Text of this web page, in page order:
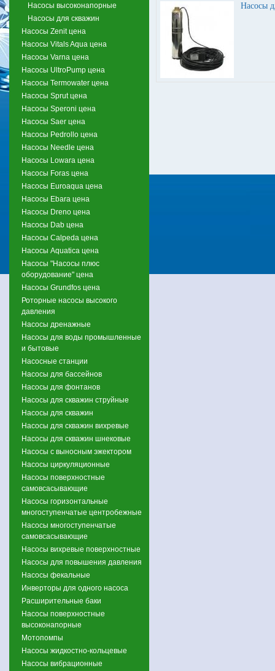
Насосы высоконапорные
Насосы для скважин
Насосы Zenit цена
Насосы Vitals Aqua цена
Насосы Varna цена
Насосы UltroPump цена
Насосы Termowater цена
Насосы Sprut цена
Насосы Speroni цена
Насосы Saer цена
Насосы Pedrollo цена
Насосы Needle цена
Насосы Lowara цена
Насосы Foras цена
Насосы Euroaqua цена
Насосы Ebara цена
Насосы Dreno цена
Насосы Dab цена
Насосы Calpeda цена
Насосы Aquatica цена
Насосы "Насосы плюс
оборудование" цена
Насосы Grundfos цена
Роторные насосы высокого
давления
Насосы дренажные
Насосы для воды промышленные
и бытовые
Насосные станции
Насосы для бассейнов
Насосы для фонтанов
Насосы для скважин струйные
Насосы для скважин
Насосы для скважин вихревые
Насосы для скважин шнековые
Насосы с выносным эжектором
Насосы циркуляционные
Насосы поверхностные
самовсасывающие
Насосы горизонтальные
многоступенчатые центробежные
Насосы многоступенчатые
самовсасывающие
Насосы вихревые поверхностные
Насосы для повышения давления
Насосы фекальные
Инверторы для одного насоса
Расширительные баки
Насосы поверхностные
высоконапорные
Мотопомпы
Насосы жидкостно-кольцевые
Насосы вибрационные
Насосы